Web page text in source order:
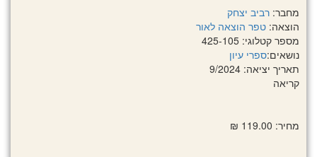
מחבר: רביב יצחק
הוצאה: טפר הוצאה לאור
מספר קטלוגי: 425-105
נושאים:ספרי עיון
תאריך יציאה: 9/2024
קריאה
מחיר: 119.00 ₪